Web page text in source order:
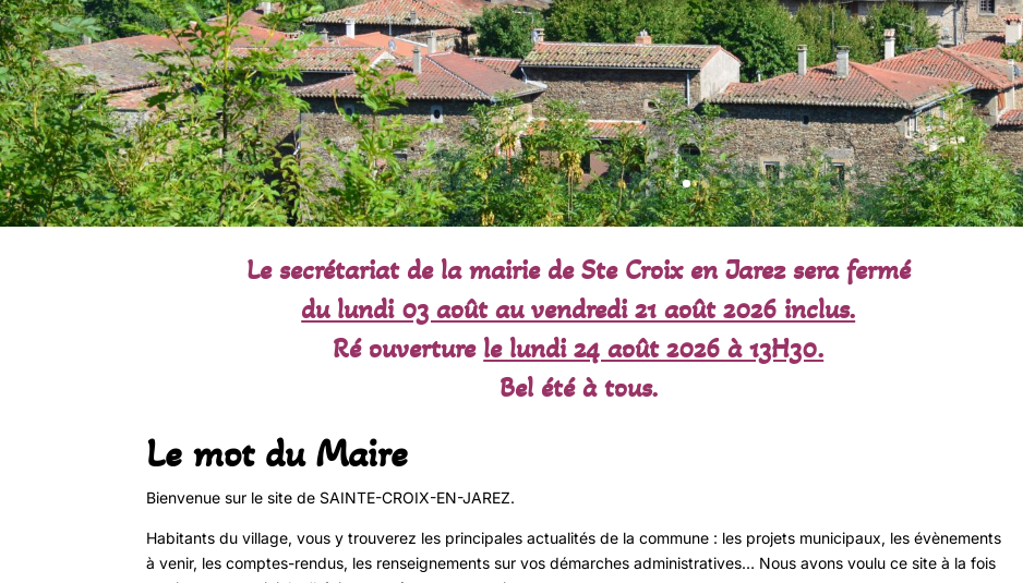
Le secrétariat de la mairie de Ste Croix en Jarez sera fermé
du lundi 03 août au vendredi 21 août 2026 inclus.
Ré ouverture le lundi 24 août 2026 à 13H30.
Bel été à tous.
Le mot du Maire
Bienvenue sur le site de SAINTE-CROIX-EN-JAREZ.
Habitants du village, vous y trouverez les principales actualités de la commune : les projets municipaux, les évènements
à venir, les comptes-rendus, les renseignements sur vos démarches administratives… Nous avons voulu ce site à la fois